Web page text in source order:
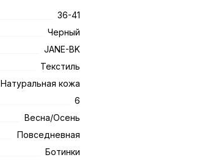
36-41
Черный
JANE-BK
Текстиль
Натуральная кожа
6
Весна/Осень
Повседневная
Ботинки